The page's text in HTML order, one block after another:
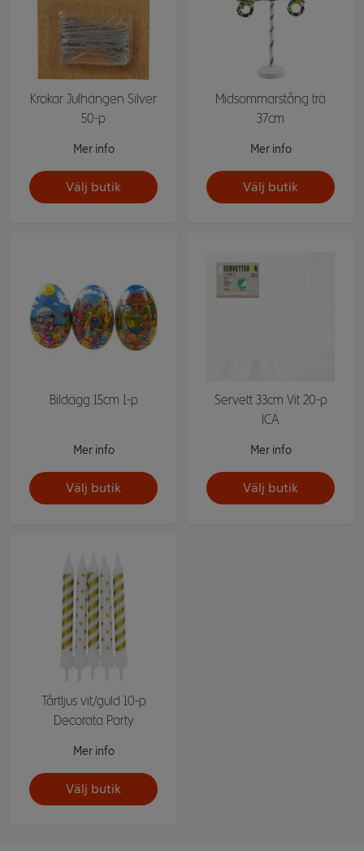
Krokar Julhängen Silver
50-p
Mer info
Välj butik
Midsommarstång trä
37cm
Mer info
Välj butik
Bildägg 15cm 1-p
Mer info
Välj butik
Servett 33cm Vit 20-p
ICA
Mer info
Välj butik
Tårtljus vit/guld 10-p
Decorata Party
Mer info
Välj butik